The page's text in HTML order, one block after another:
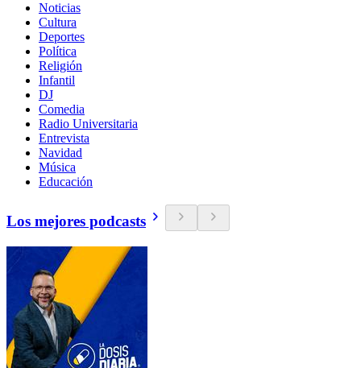
Noticias
Cultura
Deportes
Política
Religión
Infantil
DJ
Comedia
Radio Universitaria
Entrevista
Navidad
Música
Educación
Los mejores podcasts